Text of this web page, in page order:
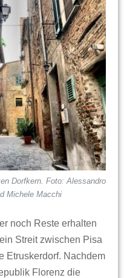
Dorfkern. Foto: Alessandro
Michele Macchi
noch Reste erhalten
Streit zwischen Pisa
Etruskerdorf. Nachdem
Florenz die